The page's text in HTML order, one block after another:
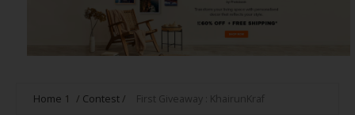
Home 1 / Contest/ First Giveaway : KhairunKraf